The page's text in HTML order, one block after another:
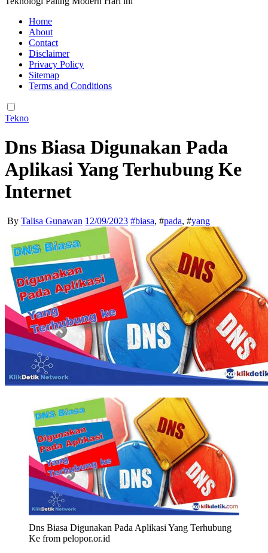
Home
About
Contact
Disclaimer
Privacy Policy
Sitemap
Terms and Conditions
Tekno
Dns Biasa Digunakan Pada
Aplikasi Yang Terhubung Ke
Internet
By Talisa Gunawan 12/09/2023 #biasa, #pada, #yang
Dns Biasa Digunakan Pada Aplikasi Yang Terhubung
Ke from pelopor.or.id